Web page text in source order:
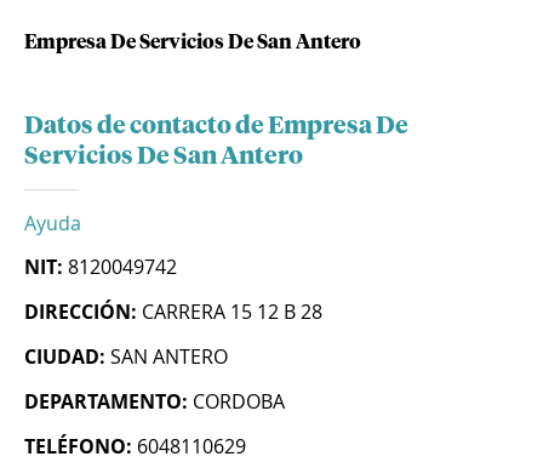
Empresa De Servicios De San Antero
Datos de contacto de Empresa De
Servicios De San Antero
Ayuda
NIT: 8120049742
DIRECCIÓN: CARRERA 15 12 B 28
CIUDAD: SAN ANTERO
DEPARTAMENTO: CORDOBA
TELÉFONO: 6048110629